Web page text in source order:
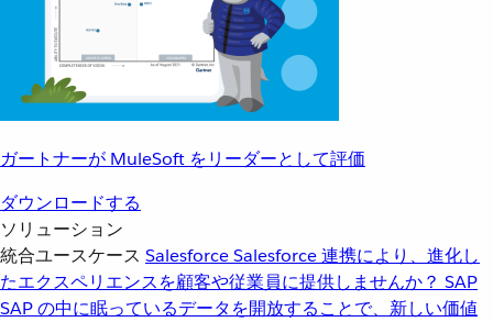
ガートナーが MuleSoft をリーダーとして評価
ダウンロードする
ソリューション
統合ユースケース SalesforceSalesforce 連携により、進化し
たエクスペリエンスを顧客や従業員に提供しませんか？ SAP
SAP の中に眠っているデータを開放することで、新しい価値